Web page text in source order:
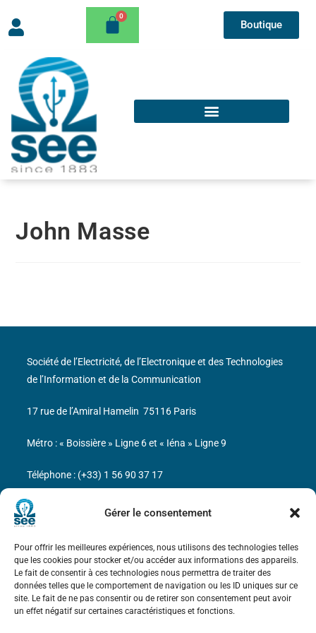
Gérer le consentement
Pour offrir les meilleures expériences, nous utilisons des technologies telles
que les cookies pour stocker et/ou accéder aux informations des appareils.
Le fait de consentir à ces technologies nous permettra de traiter des
données telles que le comportement de navigation ou les ID uniques sur ce
site. Le fait de ne pas consentir ou de retirer son consentement peut avoir
un effet négatif sur certaines caractéristiques et fonctions.
Boutique
John Masse
Bicentenaire des découvertes d’André-
Marie Ampère
Mentions légales
Société de l’Electricité, de l’Electronique et des Technologies
de l’Information et de la Communication
17 rue de l’Amiral Hamelin 75116 Paris
Métro : « Boissière » Ligne 6 et « Iéna » Ligne 9
Téléphone : (+33) 1 56 90 37 17
N° de SIREN : 785 393 232, Code APE : 9412Z TVA intra-
communautaire : FR44 785 393 232